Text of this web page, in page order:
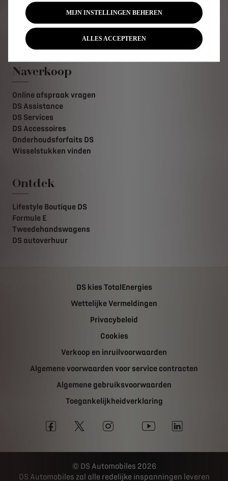
Een verkooppunt vinden
Contact opnemen
Download de brochure en tarieven
Aanwerving
Naverkoop
Online afspraak vragen
DS Assistance
DS Services
DS Accessoires
Onderhoudsforfaits DS
Wisselstukken vinden
Ontdek
Lifestyle Boutique DS
Formule E
Tweedehandswagens
DS autoverhuur
DS kies TotalEnergies
Wettelijke Vermeldingen
Privacybeleid
Cookies
Verkoop en inruilvoorwaarden
Algemene voorwaarden voor service contracten
Algemene gebruiksvoorwaarden
Toegankelijkheidverklaring
DS Automobiles 2026
DS Automobiles zal alle redelijke inspanningen leveren
MIJN INSTELLINGEN BEHEREN
ALLES ACCEPTEREN